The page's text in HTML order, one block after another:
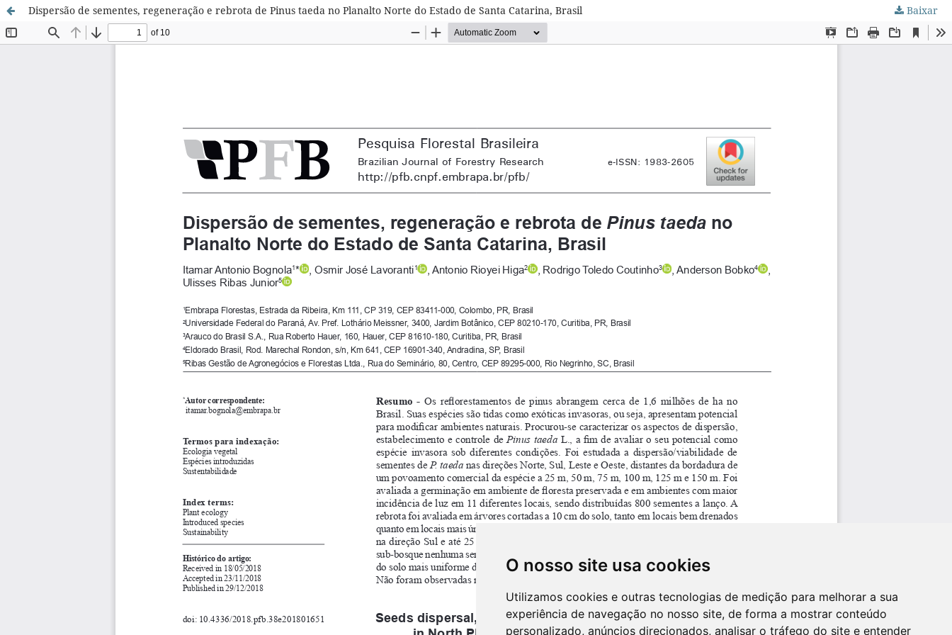
O nosso site usa cookies
Utilizamos cookies e outras tecnologias de medição para melhorar a sua
experiência de navegação no nosso site, de forma a mostrar conteúdo
personalizado, anúncios direcionados, analisar o tráfego do site e entender
Dispersão de sementes, regeneração e rebrota de Pinus taeda no Planalto Norte do Estado de Santa Catarina, Brasil Baixar